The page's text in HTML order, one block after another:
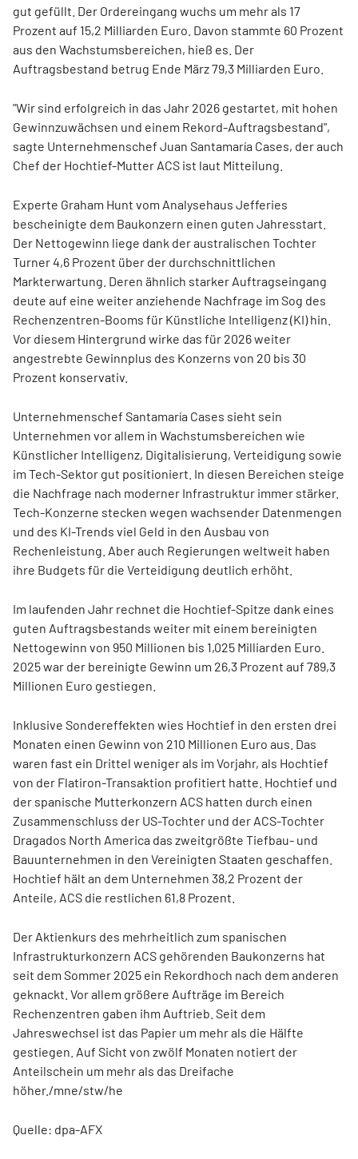
gut gefüllt. Der Ordereingang wuchs um mehr als 17
Prozent auf 15,2 Milliarden Euro. Davon stammte 60 Prozent
aus den Wachstumsbereichen, hieß es. Der
Auftragsbestand betrug Ende März 79,3 Milliarden Euro.
"Wir sind erfolgreich in das Jahr 2026 gestartet, mit hohen
Gewinnzuwächsen und einem Rekord-Auftragsbestand",
sagte Unternehmenschef Juan Santamaría Cases, der auch
Chef der Hochtief-Mutter ACS ist laut Mitteilung.
Experte Graham Hunt vom Analysehaus Jefferies
bescheinigte dem Baukonzern einen guten Jahresstart.
Der Nettogewinn liege dank der australischen Tochter
Turner 4,6 Prozent über der durchschnittlichen
Markterwartung. Deren ähnlich starker Auftragseingang
deute auf eine weiter anziehende Nachfrage im Sog des
Rechenzentren-Booms für Künstliche Intelligenz (KI) hin.
Vor diesem Hintergrund wirke das für 2026 weiter
angestrebte Gewinnplus des Konzerns von 20 bis 30
Prozent konservativ.
Unternehmenschef Santamaría Cases sieht sein
Unternehmen vor allem in Wachstumsbereichen wie
Künstlicher Intelligenz, Digitalisierung, Verteidigung sowie
im Tech-Sektor gut positioniert. In diesen Bereichen steige
die Nachfrage nach moderner Infrastruktur immer stärker.
Tech-Konzerne stecken wegen wachsender Datenmengen
und des KI-Trends viel Geld in den Ausbau von
Rechenleistung. Aber auch Regierungen weltweit haben
ihre Budgets für die Verteidigung deutlich erhöht.
Im laufenden Jahr rechnet die Hochtief-Spitze dank eines
guten Auftragsbestands weiter mit einem bereinigten
Nettogewinn von 950 Millionen bis 1,025 Milliarden Euro.
2025 war der bereinigte Gewinn um 26,3 Prozent auf 789,3
Millionen Euro gestiegen.
Inklusive Sondereffekten wies Hochtief in den ersten drei
Monaten einen Gewinn von 210 Millionen Euro aus. Das
waren fast ein Drittel weniger als im Vorjahr, als Hochtief
von der Flatiron-Transaktion profitiert hatte. Hochtief und
der spanische Mutterkonzern ACS hatten durch einen
Zusammenschluss der US-Tochter und der ACS-Tochter
Dragados North America das zweitgrößte Tiefbau- und
Bauunternehmen in den Vereinigten Staaten geschaffen.
Hochtief hält an dem Unternehmen 38,2 Prozent der
Anteile, ACS die restlichen 61,8 Prozent.
Der Aktienkurs des mehrheitlich zum spanischen
Infrastrukturkonzern ACS gehörenden Baukonzerns hat
seit dem Sommer 2025 ein Rekordhoch nach dem anderen
geknackt. Vor allem größere Aufträge im Bereich
Rechenzentren gaben ihm Auftrieb. Seit dem
Jahreswechsel ist das Papier um mehr als die Hälfte
gestiegen. Auf Sicht von zwölf Monaten notiert der
Anteilschein um mehr als das Dreifache
höher./mne/stw/he
Quelle: dpa-AFX